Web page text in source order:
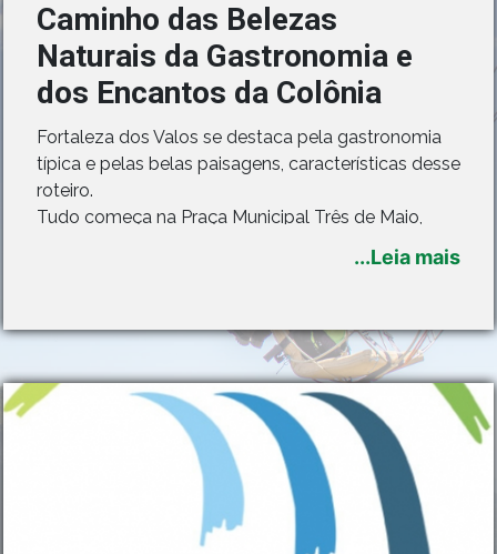
Caminho das Belezas
Naturais da Gastronomia e
dos Encantos da Colônia
Fortaleza dos Valos se destaca pela gastronomia
típica e pelas belas paisagens, características desse
roteiro.
Tudo começa na Praça Municipal Três de Maio,
apresentado um breve histórico sobre o município.
...Leia mais